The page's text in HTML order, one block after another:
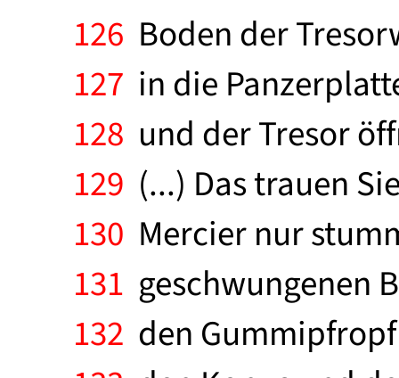
126 Boden der
127 in die
128 und der Tresor
129 (...) Das trauen
130 Mercier nur
131 geschwungenen
132 den